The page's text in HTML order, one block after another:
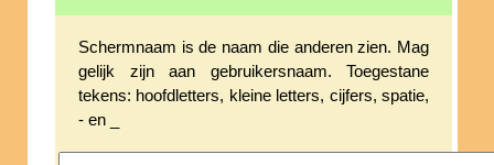
Schermnaam is de naam die anderen zien. Mag
gelijk zijn aan gebruikersnaam. Toegestane
tekens: hoofdletters, kleine letters, cijfers, spatie,
- en _